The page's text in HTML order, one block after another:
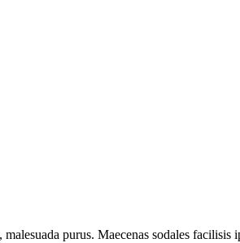
purus. Maecenas sodales facilisis